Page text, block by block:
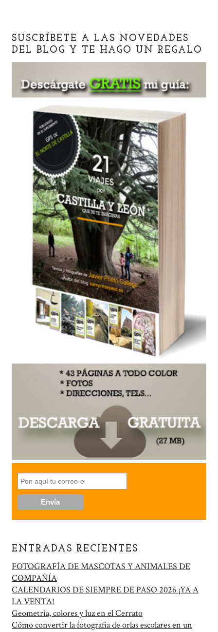
SUSCRÍBETE A LAS NOVEDADES
DEL BLOG Y TE HAGO UN REGALO
ENTRADAS RECIENTES
FOTOGRAFÍA DE MASCOTAS Y ANIMALES DE
COMPAÑÍA
CALENDARIOS DE SIEMPRE DE PASO 2026 ¡YA A
LA VENTA!
Geometría, colores y luz en el Cerrato
Cómo convertir la fotografía de orlas escolares en un